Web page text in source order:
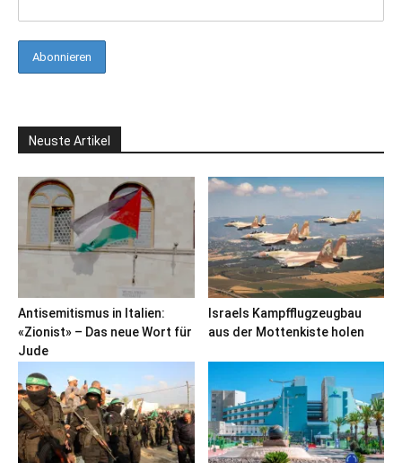
Neuste Artikel
Antisemitismus in Italien:
«Zionist» – Das neue Wort für
Jude
Israels Kampfflugzeugbau
aus der Mottenkiste holen